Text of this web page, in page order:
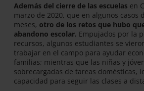
Además del cierre de las escuelas en
marzo de 2020, que en algunos casos
meses, otro de los retos que hubo
abandono escolar. Empujados por la
recursos, algunos estudiantes se
trabajar en el campo para ayudar
familias; mientras que las niñas y
sobrecargadas de tareas domésticas,
capacidad para seguir las clases a